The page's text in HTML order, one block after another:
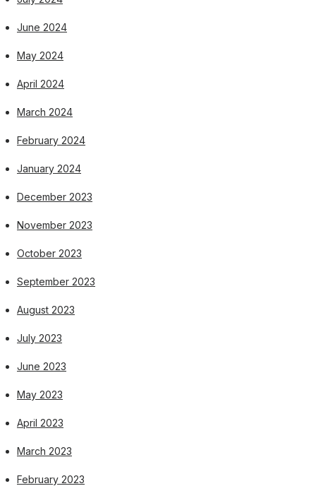
June 2024
May 2024
April 2024
March 2024
February 2024
January 2024
December 2023
November 2023
October 2023
September 2023
August 2023
July 2023
June 2023
May 2023
April 2023
March 2023
February 2023